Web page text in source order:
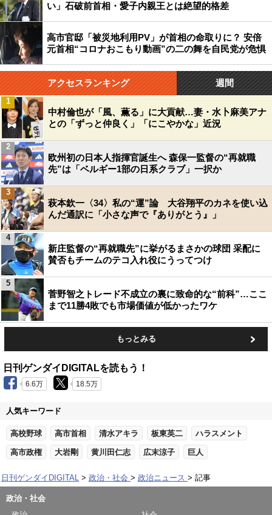
い」石破前首相・愛子内親王とは絶望的格差
高市官邸「被災地利用PV」が首相の命取りに？ 安倍
元首相“コロナおこもり動画”の二の舞を自民党が危惧
アクセスランキング 週間
中村倫也が「風、薫る」に大貢献…妻・水卜麻美アナ
との「ずっと仲良く」「にこやかな」近況
1
欧州初の日本人指揮官誕生へ 森保一監督の“再就職
先”は「ベルギー1部の日系クラブ」一択か
2
萩本欽一〈34〉私の“運”論 大谷翔平のカネを使い込
んだ通訳に「小さな声で『ありがとう』」
3
新庄監督の“再就職先”に挙がるまさかの球団 采配に
賛否もチームのテコ入れ役にうってつけ
4
菅野智之トレード不成立の裏に致命的な“前科”…ここ
まで11勝4敗でも市場価値が低かったワケ
5
もっとみる
日刊ゲンダイDIGITALを読もう！
6.6万 18.5万
人気キーワード
高校野球 高市首相 清水アキラ 板東英二 ハラスメント
高市政権 大岩剛 黄川田仁志 広末涼子 巨人
日刊ゲンダイDIGITAL 政治・社会 政治ニュース 記事
政治・社会